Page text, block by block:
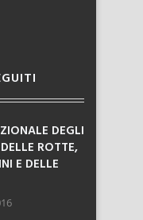
DEGLI
ROTTE,
E DELLE